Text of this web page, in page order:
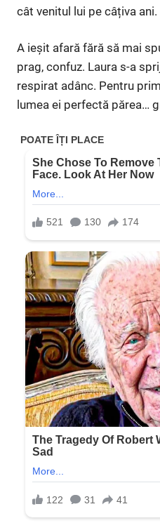
cât venitul lui pe câțiva ani.
A ieșit afară fără să mai
prag, confuz. Laura s-a
respirat adânc. Pentru
lumea ei perfectă părea…